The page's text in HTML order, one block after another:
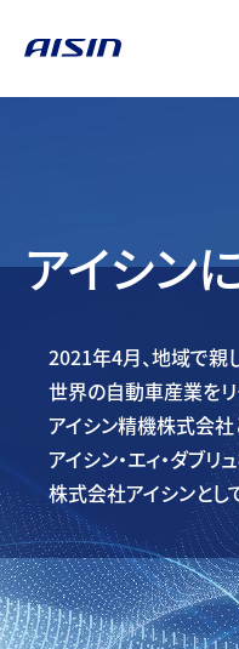
アイシン
2021年4月、地域で親
世界の自動車産業をリ
アイシン精機株式会社
アイシン・エィ・ダブリ
株式会社アイシンとし